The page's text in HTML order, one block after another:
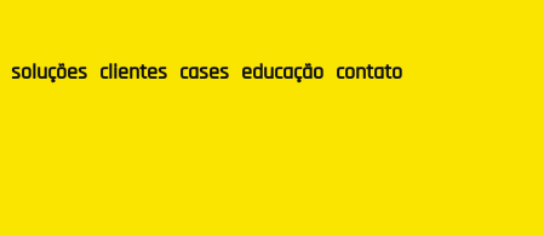
soluções clientes cases educação contato